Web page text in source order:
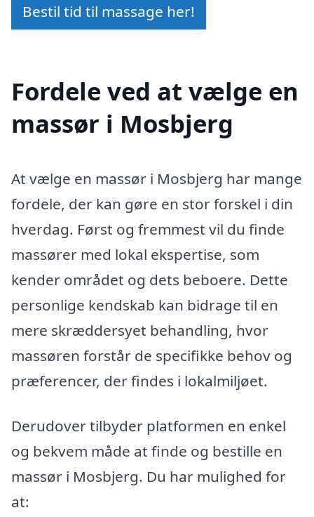
Bestil tid til massage her!
Fordele ved at vælge en
massør i Mosbjerg
At vælge en massør i Mosbjerg har mange
fordele, der kan gøre en stor forskel i din
hverdag. Først og fremmest vil du finde
massører med lokal ekspertise, som
kender området og dets beboere. Dette
personlige kendskab kan bidrage til en
mere skræddersyet behandling, hvor
massøren forstår de specifikke behov og
præferencer, der findes i lokalmiljøet.
Derudover tilbyder platformen en enkel
og bekvem måde at finde og bestille en
massør i Mosbjerg. Du har mulighed for
at: